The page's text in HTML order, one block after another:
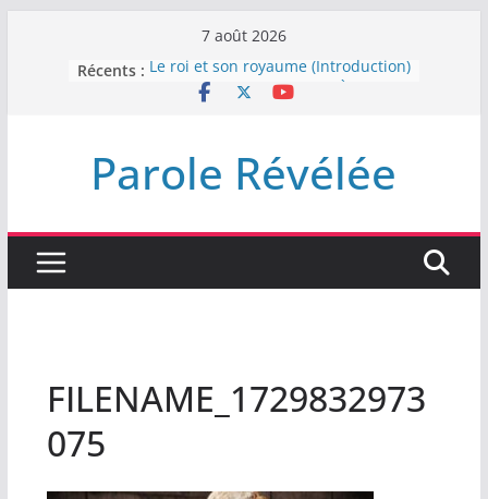
7 août 2026
Récents : Le roi et son royaume (Introduction)
DEMEUREZ DANS LA LUMIÈRE
LABAN
L’INTERVENTION DE DIEU
Parole Révélée
FILENAME_1729832973
075